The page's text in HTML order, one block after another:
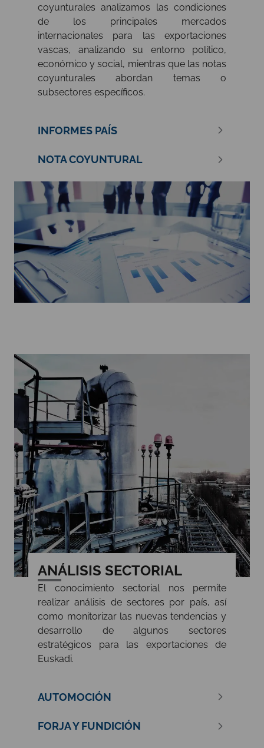
coyunturales analizamos las condiciones
de los principales mercados
internacionales para las exportaciones
vascas, analizando su entorno político,
económico y social, mientras que las notas
coyunturales abordan temas o
subsectores específicos.
INFORMES PAÍS
NOTA COYUNTURAL
ANÁLISIS SECTORIAL
El conocimiento sectorial nos permite
realizar análisis de sectores por país, así
como monitorizar las nuevas tendencias y
desarrollo de algunos sectores
estratégicos para las exportaciones de
Euskadi.
AUTOMOCIÓN
FORJA Y FUNDICIÓN